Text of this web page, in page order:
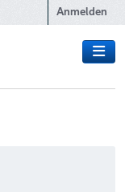
Anmelden